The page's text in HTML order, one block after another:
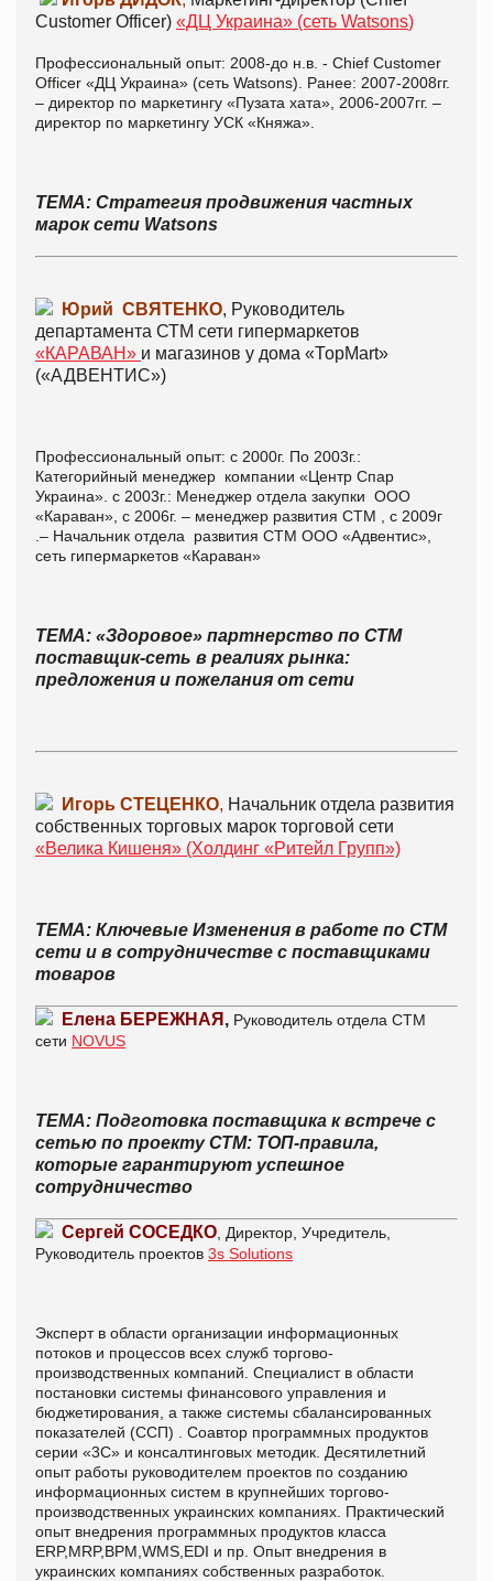
Customer Officer) «ДЦ Украина» (сеть Watsons)
Профессиональный опыт: 2008-до н.в. - Chief Customer
Officer «ДЦ Украина» (сеть Watsons). Ранее: 2007-2008гг.
– директор по маркетингу «Пузата хата», 2006-2007гг. –
директор по маркетингу УСК «Княжа».
ТЕМА: Стратегия продвижения частных
марок сети Watsons
Юрий СВЯТЕНКО, Руководитель
департамента СТМ сети гипермаркетов
«КАРАВАН» и магазинов у дома «ТорМаrt»
(«АДВЕНТИС»)
Профессиональный опыт: с 2000г. По 2003г.:
Категорийный менеджер компании «Центр Спар
Украина». с 2003г.: Менеджер отдела закупки ООО
«Караван», с 2006г. – менеджер развития СТМ , с 2009г
.– Начальник отдела развития СТМ ООО «Адвентис»,
сеть гипермаркетов «Караван»
ТЕМА: «Здоровое» партнерство по СТМ
поставщик-сеть в реалиях рынка:
предложения и пожелания от сети
Игорь СТЕЦЕНКО, Начальник отдела развития
собственных торговых марок торговой сети
«Велика Кишеня» (Холдинг «Ритейл Групп»)
ТЕМА: Ключевые Изменения в работе по СТМ
сети и в сотрудничестве с поставщиками
товаров
Елена БЕРЕЖНАЯ , Руководитель отдела СТМ
сети NOVUS
ТЕМА: Подготовка поставщика к встрече с
сетью по проекту СТМ: ТОП-правила,
которые гарантируют успешное
сотрудничество
Сергей СОСЕДКО Директор, Учредитель,
Руководитель проектов 3s Solutions
Эксперт в области организации информационных
потоков и процессов всех служб торгово-
производственных компаний . Специалист в области
постановки системы финансового управления и
бюджетирования, а также системы сбалансированных
показателей (ССП)
. Соавтор программных продуктов
серии «3С» и консалтинговых методик . Десятилетний
опыт работы руководителем проектов по созданию
информационных систем в крупнейших торгово-
производственных украинских компаниях. Практический
опыт внедрения программных продуктов класса
ERP,MRP,BPM,WMS,EDI и пр . Опыт внедрения в
украинских компаниях собственных разработок.